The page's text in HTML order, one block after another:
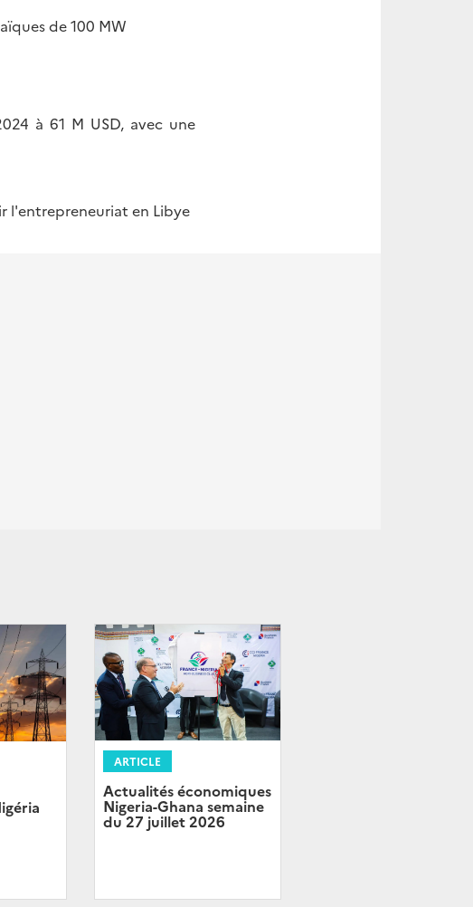
de 100 MW
à 61 M USD, avec une
l'entrepreneuriat en Libye
ARTICLE
Actualités économiques
Nigeria-Ghana semaine
du 27 juillet 2026